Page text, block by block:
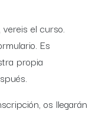
, vereis el curso.
Es
propia
os llegarán